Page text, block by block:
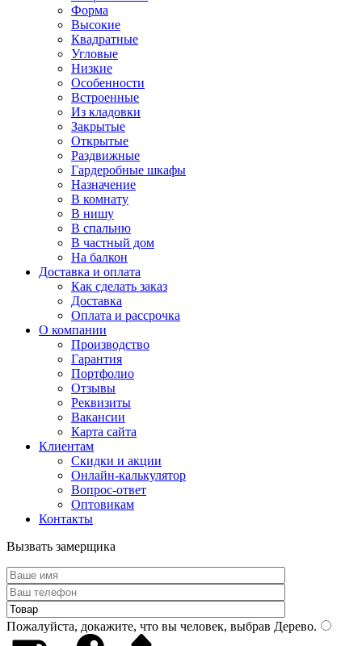
Форма
Высокие
Квадратные
Угловые
Низкие
Особенности
Встроенные
Из кладовки
Закрытые
Открытые
Раздвижные
Гардеробные шкафы
Назначение
В комнату
В нишу
В спальню
В частный дом
На балкон
Доставка и оплата
Как сделать заказ
Доставка
Оплата и рассрочка
О компании
Производство
Гарантия
Портфолио
Отзывы
Реквизиты
Вакансии
Карта сайта
Клиентам
Скидки и акции
Онлайн-калькулятор
Вопрос-ответ
Оптовикам
Контакты
Вызвать замерщика
Пожалуйста, докажите, что вы человек, выбрав Дерево.